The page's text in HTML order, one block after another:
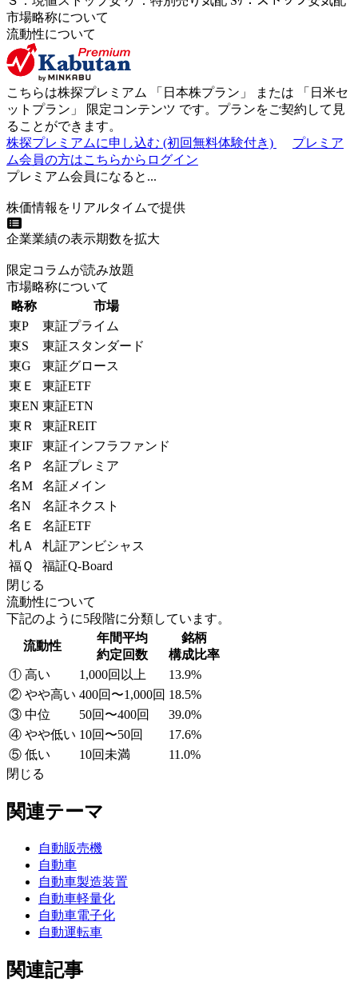
市場略称について
流動性について
こちらは株探プレミアム 「 日本株プラン 」 または 「 日米セ
ットプラン 」 限定コンテンツ です。プランをご契約して見
ることができます。
株探プレミアムに申し込む (初回無料体験付き)
プレミア
ム会員の方はこちらからログイン
プレミアム会員になると...
株価情報をリアルタイムで提供
企業業績の表示期数を拡大
限定コラムが読み放題
市場略称について
略称
市場
東P
東証プライム
東S
東証スタンダード
東G
東証グロース
東Ｅ
東証ETF
東EN 東証ETN
東Ｒ
東証REIT
東IF
東証インフラファンド
名Ｐ
名証プレミア
名M
名証メイン
名N
名証ネクスト
名Ｅ
名証ETF
札Ａ
札証アンビシャス
福Ｑ
福証Q-Board
閉じる
流動性について
下記のように5段階に分類しています。
流動性
年間平均
約定回数
銘柄
構成比率
① 高い
1,000回以上
13.9%
② やや高い 400回〜1,000回 18.5%
③ 中位
50回〜400回
39.0%
④ やや低い 10回〜50回
17.6%
⑤ 低い
10回未満
11.0%
閉じる
関連テーマ
自動販売機
自動車
自動車製造装置
自動車軽量化
自動車電子化
自動運転車
関連記事